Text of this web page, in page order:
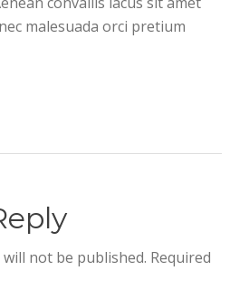
malesuada orci pretium
not be published. Required